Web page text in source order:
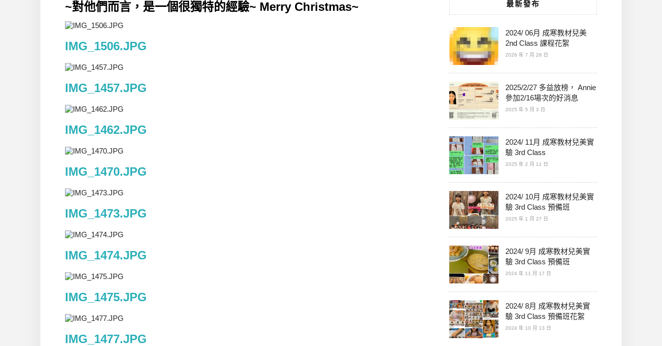
~對他們而言，是一個很獨特的經驗~ Merry Christmas~
IMG_1506.JPG
IMG_1457.JPG
IMG_1462.JPG
IMG_1470.JPG
IMG_1473.JPG
IMG_1474.JPG
IMG_1475.JPG
IMG_1477.JPG
最新發布
2024/ 06月 成寒教材兒美
2nd Class 課程花絮
2026 年 7 月 28 日
2025/2/27 多益放榜， Annie
參加2/16場次的好消息
2025 年 5 月 3 日
2024/ 11月 成寒教材兒美實
驗 3rd Class
2025 年 2 月 11 日
2024/ 10月 成寒教材兒美實
驗 3rd Class 預備班
2025 年 1 月 27 日
2024/ 9月 成寒教材兒美實
驗 3rd Class 預備班
2024 年 11 月 17 日
2024/ 8月 成寒教材兒美實
驗 3rd Class 預備班花絮
2024 年 10 月 13 日